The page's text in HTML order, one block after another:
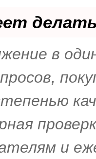
делать
в
и